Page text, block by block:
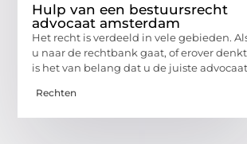
Hulp van een bestuursrecht
advocaat amsterdam
Het recht is verdeeld in vele gebieden.
u naar de rechtbank gaat, of erover
is het van belang dat u de juiste advocaat
Rechten